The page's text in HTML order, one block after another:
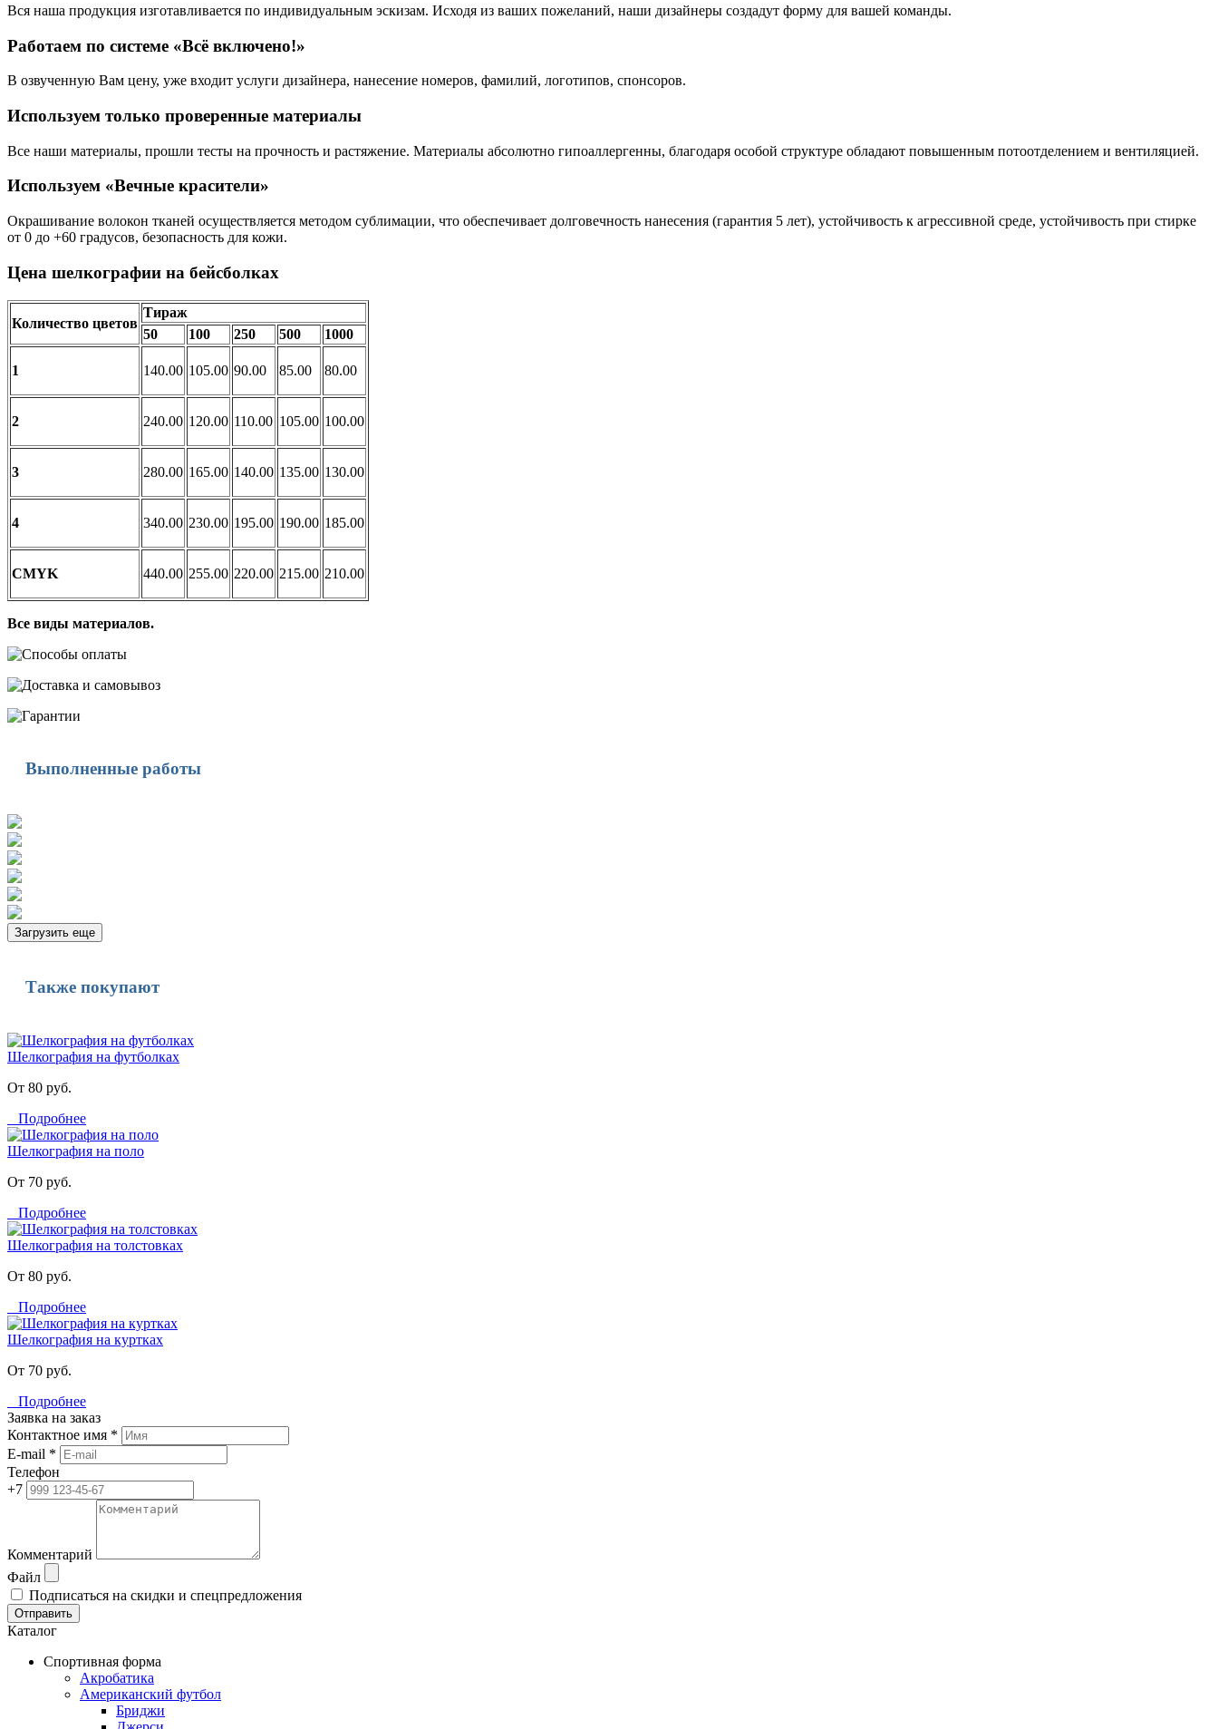
Вся наша продукция изготавливается по индивидуальным эскизам. Исходя из ваших пожеланий, наши дизайнеры создадут форму для вашей команды.
Работаем по системе «Всё включено!»
В озвученную Вам цену, уже входит услуги дизайнера, нанесение номеров, фамилий, логотипов, спонсоров.
Используем только проверенные материалы
Все наши материалы, прошли тесты на прочность и растяжение. Материалы абсолютно гипоаллергенны, благодаря особой структуре обладают повышенным потоотделением и вентиляцией.
Используем «Вечные красители»
Окрашивание волокон тканей осуществляется методом сублимации, что обеспечивает долговечность нанесения (гарантия 5 лет), устойчивость к агрессивной среде, устойчивость при стирке
от 0 до +60 градусов, безопасность для кожи.
Цена шелкографии на бейсболках
Количество цветов
Тираж
50
100 250 500 1000
1 140.00 105.00 90.00 85.00 80.00
2 240.00 120.00 110.00 105.00 100.00
3 280.00 165.00 140.00 135.00 130.00
4 340.00 230.00 195.00 190.00 185.00
CMYK 440.00 255.00 220.00 215.00 210.00
Все виды материалов.
Выполненные работы
Загрузить еще
Также покупают
Шелкография на футболках
От 80 руб.
Подробнее
Шелкография на поло
От 70 руб.
Подробнее
Шелкография на толстовках
От 80 руб.
Подробнее
Шелкография на куртках
От 70 руб.
Подробнее
Заявка на заказ
Контактное имя *
E-mail *
Телефон
+7
Комментарий
Файл
Подписаться на скидки и спецпредложения
Отправить
Каталог
Спортивная форма
Акробатика
Американский футбол
Бриджи